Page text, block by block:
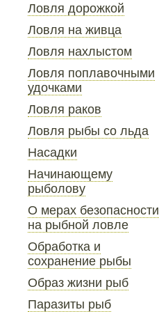
Ловля дорожкой
Ловля на живца
Ловля нахлыстом
Ловля поплавочными
удочками
Ловля раков
Ловля рыбы со льда
Насадки
Начинающему
рыболову
О мерах безопасности
на рыбной ловле
Обработка и
сохранение рыбы
Образ жизни рыб
Паразиты рыб